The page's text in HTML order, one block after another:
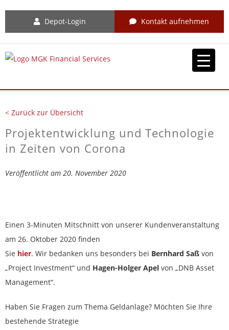
Depot-Login Kontakt aufnehmen
< Zurück zur Übersicht
Projektentwicklung und Technologie
in Zeiten von Corona
Veröffentlicht am 20. November 2020
Einen 3-Minuten Mitschnitt von unserer Kundenveranstaltung
am 26. Oktober 2020 finden
Sie hier. Wir bedanken uns besonders bei Bernhard Saß von
„Project Investment“ und Hagen-Holger Apel von „DNB Asset
Management“.
Haben Sie Fragen zum Thema Geldanlage? Möchten Sie Ihre
bestehende Strategie